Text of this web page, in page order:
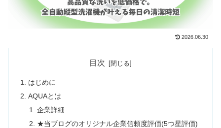
2026.06.30
目次
はじめに
AQUAとは
企業詳細
★当ブログのオリジナル企業信頼度評価(5つ星評価)